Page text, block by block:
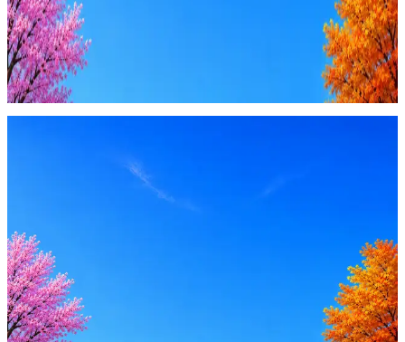
Будьте осторожны: если работодатель просит войти через
Google, iCloud или Госуслуги, прислать код или пароль,
запустить ПО или перевести деньги — это мошенники.
Жмите Пожаловаться
Стратегия поиска с AI: рынки, позиции, вилка, каналы